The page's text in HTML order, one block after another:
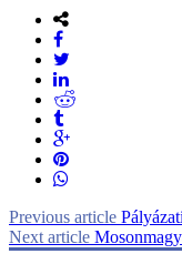
Previous article
Next article